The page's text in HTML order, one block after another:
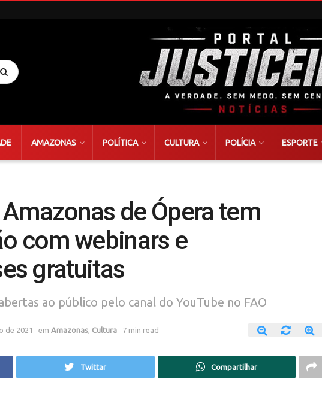
AMAZONAS POLÍTICA CULTURA POLÍCIA ESPORTE
de Ópera tem
com webinars e
gratuitas
ao público pelo canal do YouTube no FAO
de 2021 em Amazonas, Cultura 7 min read
Twittar Compartilhar